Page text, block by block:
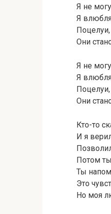
Я не
Я
Они
Я не
Я
Они
Кто-то
И я
Потом
Ты
Это
Но моя